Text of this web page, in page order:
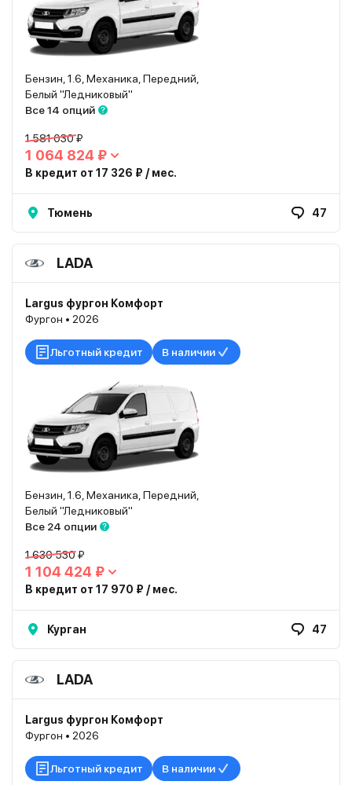
Бензин, 1.6, Механика, Передний,
Белый "Ледниковый"
Все 14 опций
1 581 030 ₽
1 064 824 ₽
В кредит от 17 326 ₽ / мес.
Тюмень 47
LADA
Largus фургон Комфорт
Фургон • 2026
Льготный кредит В наличии
Бензин, 1.6, Механика, Передний,
Белый "Ледниковый"
Все 24 опции
1 630 530 ₽
1 104 424 ₽
В кредит от 17 970 ₽ / мес.
Курган 47
LADA
Largus фургон Комфорт
Фургон • 2026
Льготный кредит В наличии